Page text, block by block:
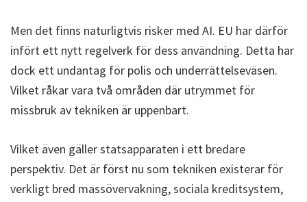
Men det finns naturligtvis risker med AI. EU har därför
infört ett nytt regelverk för dess användning. Detta har
dock ett undantag för polis och underrättelseväsen.
Vilket råkar vara två områden där utrymmet för
missbruk av tekniken är uppenbart.
Vilket även gäller statsapparaten i ett bredare
perspektiv. Det är först nu som tekniken existerar för
verkligt bred massövervakning, sociala kreditsystem,